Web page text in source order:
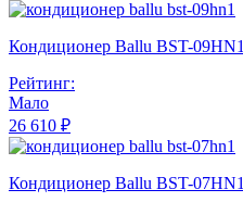
Кондиционер Ballu BST-09HN1
Рейтинг:
Мало
26 610 ₽
Кондиционер Ballu BST-07HN1